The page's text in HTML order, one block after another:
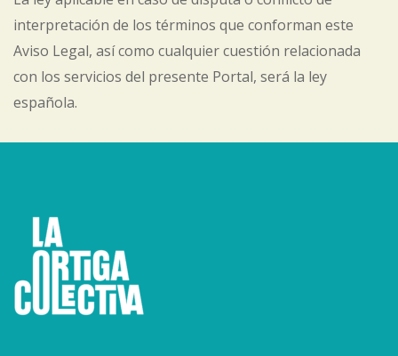
interpretación de los términos que conforman este
Aviso Legal, así como cualquier cuestión relacionada
con los servicios del presente Portal, será la ley
española.